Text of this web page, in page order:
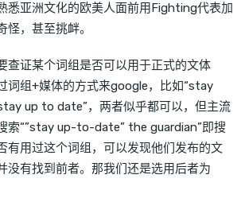
悉亚洲文化的欧美人面前用Fighting代表加
，甚至挑衅。
查证某个词组是否可以用于正式的文体
词组+媒体的方式来google，比如“stay
up to date”，两者似乎都可以，但主流
索“”stay up-to-date” the guardian”即搜
有用过这个词组，可以发现他们发布的文
没有找到前者。那我们还是选用后者为